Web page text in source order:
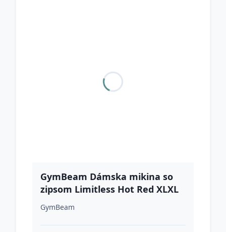
GymBeam Dámska mikina so
zipsom Limitless Hot Red XLXL
GymBeam